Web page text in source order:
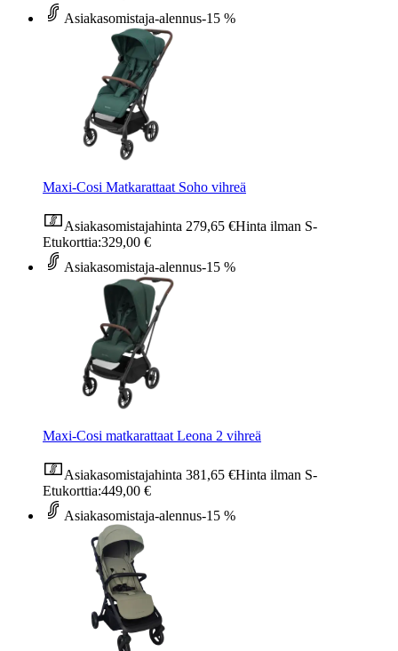
Asiakasomistaja-alennus-15 %
Maxi-Cosi Matkarattaat Soho vihreä
Asiakasomistajahinta 279,65 €Hinta ilman S-
Etukorttia:329,00 €
Asiakasomistaja-alennus-15 %
Maxi-Cosi matkarattaat Leona 2 vihreä
Asiakasomistajahinta 381,65 €Hinta ilman S-
Etukorttia:449,00 €
Asiakasomistaja-alennus-15 %